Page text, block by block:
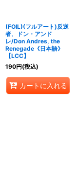
(FOIL)(フルアート)反逆
者、ドン・アンド
レ/Don Andres, the
Renegade《日本語》
【LCC】
190円(税込)
カートに入れる